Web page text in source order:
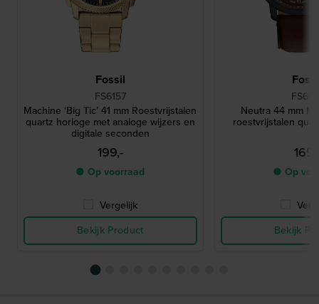
Fossil
FS6157
Machine ‘Big Ticʼ 41 mm Roestvrijstalen
quartz horloge met analoge wijzers en
digitale seconden
199,-
● Op voorraad
Vergelijk
Bekijk Product
Neutra 44 mm
roestvrijstalen
● Op
Bekijk